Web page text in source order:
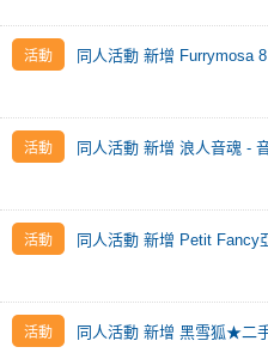
同人活動 新增 Furrymosa
同人活動 新增 浪人音魂 -
同人活動 新增 Petit Fancy
同人活動 新增 黑雪狐★二